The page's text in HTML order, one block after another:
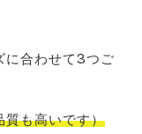
に合わせて3つご
質も高いです）